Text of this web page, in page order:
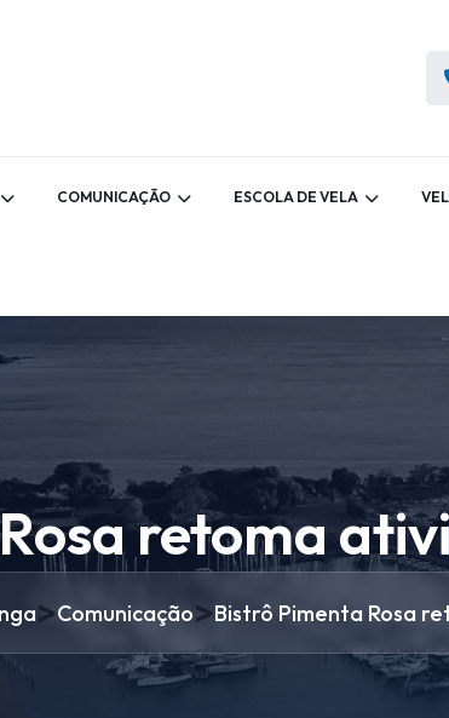
COMUNICAÇÃO ESCOLA DE VELA
retoma
>Comunicação>Bistrô Pimenta Rosa